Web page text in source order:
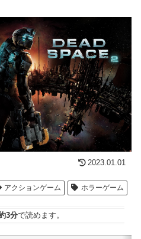
2023.01.01
アクションゲーム ホラーゲーム
3分で読めます。